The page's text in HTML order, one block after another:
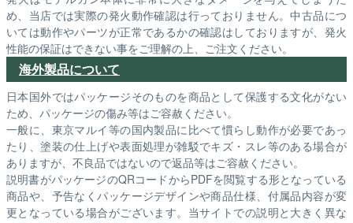
め、当店では実際の発火動作確認は行っておりません。中古品につ
いては動作やパーツが正常であるかの確認はしておりますが、発火
性能の保証はできない事をご理解の上、ご注文ください。
海外製品について
日本国外ではパッケージそのものを商品として保護する文化がない
ため、パッケージの傷み等はご容赦ください。
一般に、東京マルイ等の国内製品に比べて慣らし動作が必要であっ
たり、塗装の仕上げや表面処理が雑駁でキズ・スレ等のある場合が
ありますが、不良品ではないので返品等はご容赦ください。
説明書がパッケージのQRコードからPDFを閲覧する形となっている
商品や、予告なくパッケージデザインや商品仕様、付属品内容が変
更となっている場合がございます。当サイトでの説明と大きく異な